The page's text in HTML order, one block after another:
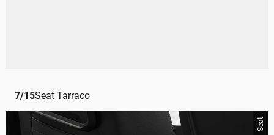
7/15Seat Tarraco
Seat